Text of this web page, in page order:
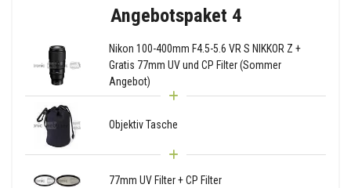
Angebotspaket 4
Nikon 100-400mm F4.5-5.6 VR S NIKKOR Z +
Gratis 77mm UV und CP Filter (Sommer
Angebot)
Objektiv Tasche
77mm UV Filter + CP Filter